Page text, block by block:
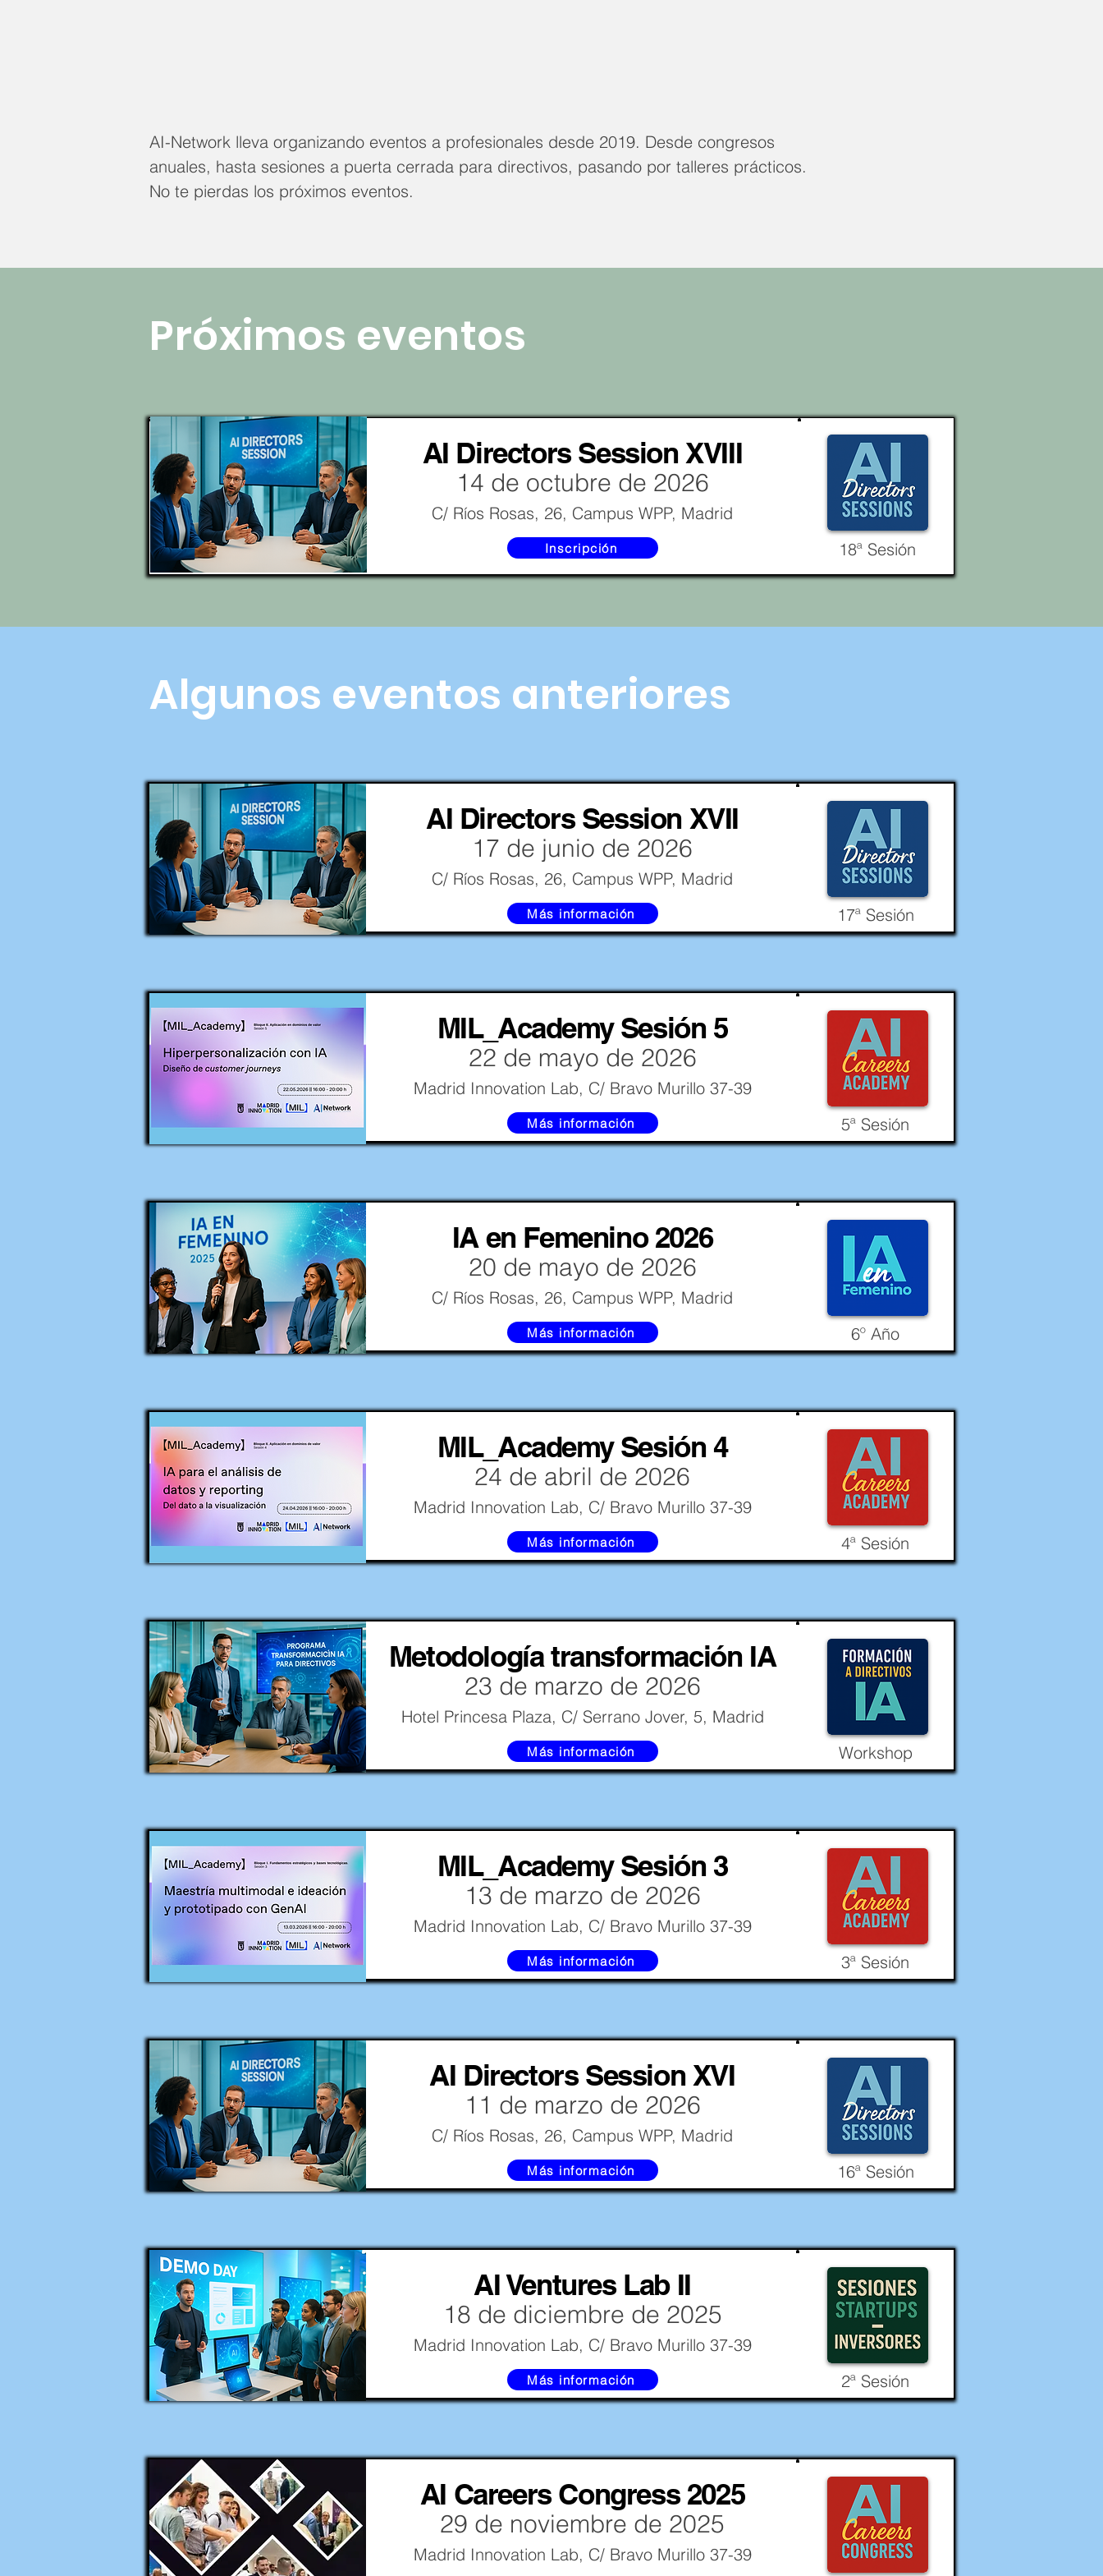
AI-Network lleva organizando eventos a profesionales desde 2019. Desde congresos
anuales, hasta sesiones a puerta cerrada para directivos, pasando por talleres prácticos.
No te pierdas los próximos eventos.
Próximos eventos
AI Directors Session XVIII
14 de octubre de 2026
C/ Ríos Rosas, 26, Campus WPP, Madrid
Inscripción 18ª Sesión
Algunos eventos anteriores
AI Directors Session XVII
17 de junio de 2026
C/ Ríos Rosas, 26, Campus WPP, Madrid
Más información 17ª Sesión
MIL_Academy Sesión 5
22 de mayo de 2026
Madrid Innovation Lab, C/ Bravo Murillo 37-39
Más información 5ª Sesión
IA en Femenino 2026
20 de mayo de 2026
C/ Ríos Rosas, 26, Campus WPP, Madrid
Más información 6º Año
MIL_Academy Sesión 4
24 de abril de 2026
Madrid Innovation Lab, C/ Bravo Murillo 37-39
Más información 4ª Sesión
Metodología transformación IA
23 de marzo de 2026
Hotel Princesa Plaza, C/ Serrano Jover, 5, Madrid
Más información Workshop
MIL_Academy Sesión 3
13 de marzo de 2026
Madrid Innovation Lab, C/ Bravo Murillo 37-39
Más información 3ª Sesión
AI Directors Session XVI
11 de marzo de 2026
C/ Ríos Rosas, 26, Campus WPP, Madrid
Más información 16ª Sesión
AI Ventures Lab II
18 de diciembre de 2025
Madrid Innovation Lab, C/ Bravo Murillo 37-39
Más información 2ª Sesión
AI Careers Congress 2025
29 de noviembre de 2025
Madrid Innovation Lab, C/ Bravo Murillo 37-39